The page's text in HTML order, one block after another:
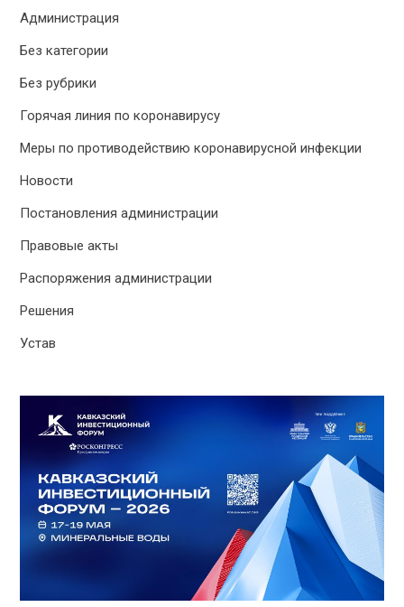
Администрация
Без категории
Без рубрики
Горячая линия по коронавирусу
Меры по противодействию коронавирусной инфекции
Новости
Постановления администрации
Правовые акты
Распоряжения администрации
Решения
Устав